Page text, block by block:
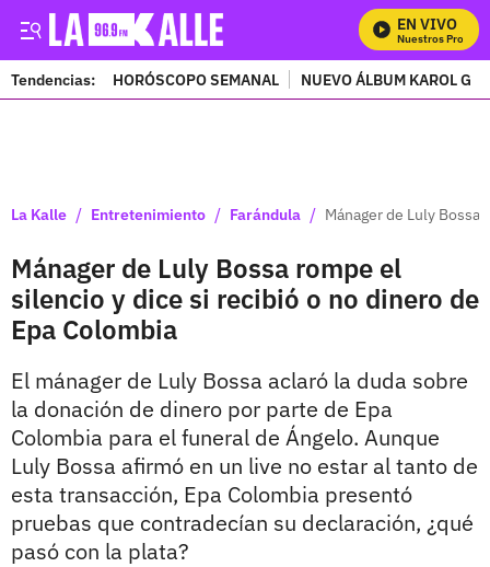
EN VIVO
Mira Todos Nuestros
Tendencias: HORÓSCOPO SEMANAL NUEVO ÁLBUM KAROL G
La Kalle / Entretenimiento / Farándula / Mánager de Luly
Mánager de Luly Bossa rompe el
silencio y dice si recibió o no dinero de
Epa Colombia
El mánager de Luly Bossa aclaró la duda sobre
la donación de dinero por parte de Epa
Colombia para el funeral de Ángelo. Aunque
Luly Bossa afirmó en un live no estar al tanto de
esta transacción, Epa Colombia presentó
pruebas que contradecían su declaración, ¿qué
pasó con la plata?